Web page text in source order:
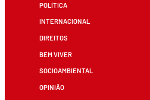
POLÍTICA
INTERNACIONAL
DIREITOS
BEM VIVER
SOCIOAMBIENTAL
OPINIÃO